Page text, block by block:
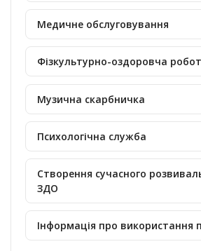
Медичне обслуговування
Фізкультурно-оздоровча
Музична скарбничка
Психологічна служба
Створення сучасного
ЗДО
Інформація про використання